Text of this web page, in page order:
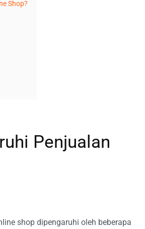
Shop?
Penjualan
shop dipengaruhi oleh beberapa